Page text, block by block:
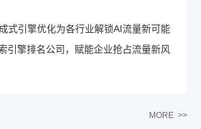
式引擎优化为各行业解锁AI流量新可能
引擎排名公司，赋能企业抢占流量新风
MORE >>